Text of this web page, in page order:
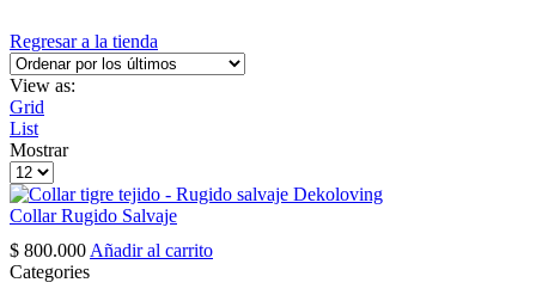
Regresar a la tienda
View as:
Grid
List
Mostrar
Products
per
page
Collar Rugido Salvaje
$ 800.000 Añadir al carrito
Categories